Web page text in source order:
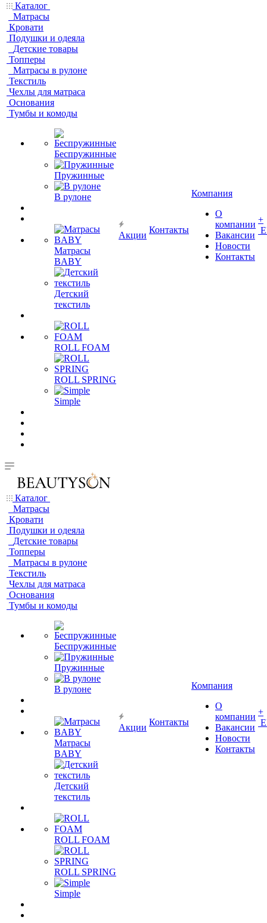
Каталог
Матрасы
Кровати
Подушки и одеяла
Детские товары
Топперы
Матрасы в рулоне
Текстиль
Чехлы для матраса
Основания
Тумбы и комоды
Беспружинные
Пружинные
В рулоне
Матрасы
BABY
Детский
текстиль
ROLL FOAM
ROLL SPRING
Simple
Акции
Контакты
Компания
О
компании
Вакансии
Новости
Контакты
+
Каталог
Матрасы
Кровати
Подушки и одеяла
Детские товары
Топперы
Матрасы в рулоне
Текстиль
Чехлы для матраса
Основания
Тумбы и комоды
Беспружинные
Пружинные
В рулоне
Матрасы
BABY
Детский
текстиль
ROLL FOAM
ROLL SPRING
Simple
Акции
Контакты
Компания
О
компании
Вакансии
Новости
Контакты
+